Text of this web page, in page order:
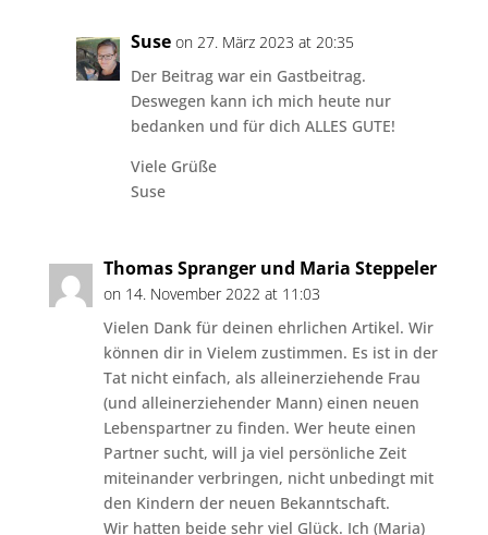
Suse on 27. März 2023 at 20:35
Der Beitrag war ein Gastbeitrag.
Deswegen kann ich mich heute nur
bedanken und für dich ALLES GUTE!
Viele Grüße
Suse
Thomas Spranger und Maria Steppeler
on 14. November 2022 at 11:03
Vielen Dank für deinen ehrlichen Artikel. Wir
können dir in Vielem zustimmen. Es ist in der
Tat nicht einfach, als alleinerziehende Frau
(und alleinerziehender Mann) einen neuen
Lebenspartner zu finden. Wer heute einen
Partner sucht, will ja viel persönliche Zeit
miteinander verbringen, nicht unbedingt mit
den Kindern der neuen Bekanntschaft.
Wir hatten beide sehr viel Glück. Ich (Maria)